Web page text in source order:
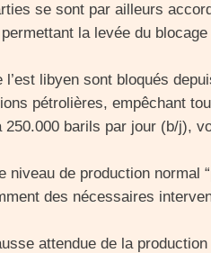
se sont par ailleurs
la levée du
l’est libyen sont bloqués
pétrolières, empêchant
250.000 barils par jour (b/j),
niveau de production normal
des nécessaires
attendue de la